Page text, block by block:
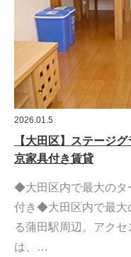
2026.01.5
【大田区】ステージ
京家具付き賃貸
◆大田区内で最大のタ
付き◆大田区内で最大
る蒲田駅周辺。アク
は、…